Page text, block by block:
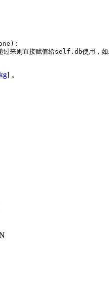
来则直接赋值给self.db使用，如
] 。